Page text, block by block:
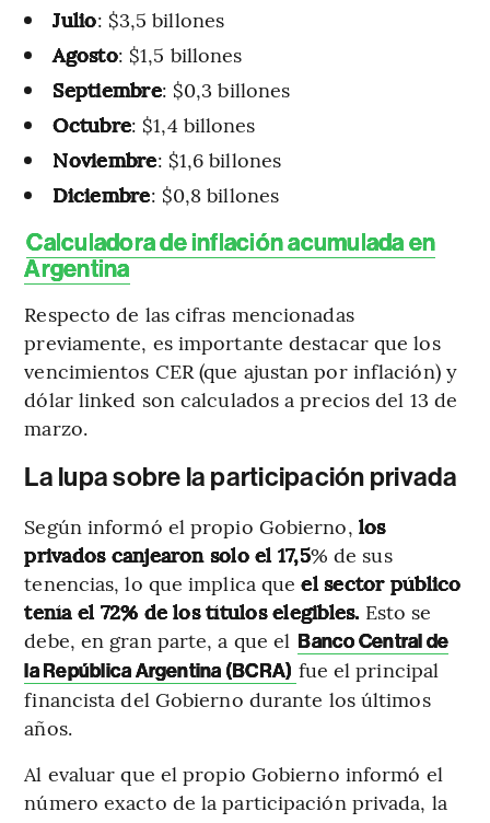
Julio: $3,5 billones
Agosto: $1,5 billones
Septiembre: $0,3 billones
Octubre: $1,4 billones
Noviembre: $1,6 billones
Diciembre: $0,8 billones
Calculadora de inflación acumulada en
Argentina
Respecto de las cifras mencionadas
previamente, es importante destacar que los
vencimientos CER (que ajustan por inflación) y
dólar linked son calculados a precios del 13 de
marzo.
La lupa sobre la participación privada
Según informó el propio Gobierno, los
privados canjearon solo el 17,5% de sus
tenencias, lo que implica queel sector público
tenía el 72% de los títulos elegibles. Esto se
debe, en gran parte, a que el Banco Central de
la República Argentina (BCRA) fue el principal
financista del Gobierno durante los últimos
años.
Al evaluar que el propio Gobierno informó el
número exacto de la participación privada, la